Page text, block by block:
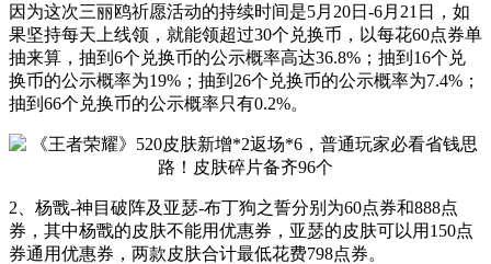
因为这次三丽鸥祈愿活动的持续时间是5月20日-6月21日，如
果坚持每天上线领，就能领超过30个兑换币，以每花60点券单
抽来算，抽到6个兑换币的公示概率高达36.8%；抽到16个兑
换币的公示概率为19%；抽到26个兑换币的公示概率为7.4%；
抽到66个兑换币的公示概率只有0.2%。
2、杨戬-神目破阵及亚瑟-布丁狗之誓分别为60点券和888点
券，其中杨戬的皮肤不能用优惠券，亚瑟的皮肤可以用150点
券通用优惠券，两款皮肤合计最低花费798点券。